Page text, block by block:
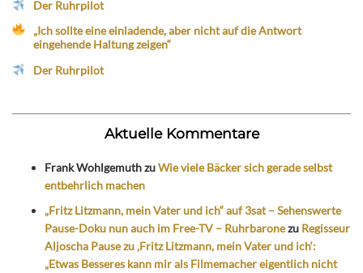
Der Ruhrpilot
„Ich sollte eine einladende, aber nicht auf die Antwort
eingehende Haltung zeigen“
Der Ruhrpilot
Aktuelle Kommentare
Frank WohlgemuthzuWie viele Bäcker sich gerade selbst
entbehrlich machen
„Fritz Litzmann, mein Vater und ich“ auf 3sat – Sehenswerte
Pause-Doku nun auch im Free-TV – Ruhrbaronezu Regisseur
Aljoscha Pause zu ‚Fritz Litzmann, mein Vater und ich‘:
„Etwas Besseres kann mir als Filmemacher eigentlich nicht